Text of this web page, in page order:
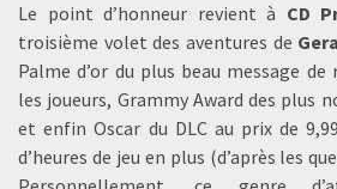
Le point d’honneur revient à CD
troisième volet des aventures de
Palme d’or du plus beau message
les joueurs, Grammy Award des plus
et enfin Oscar du DLC au prix de
d’heures de jeu en plus (d’après les